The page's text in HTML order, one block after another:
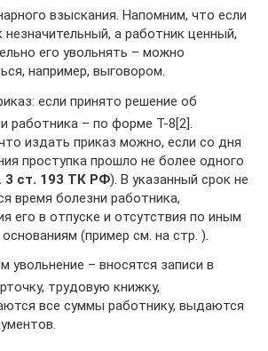
взыскания. Напомним, что если
незначительный, а работник ценный,
его увольнять – можно
например, выговором.
если принято решение об
работника – по форме Т-8[2].
издать приказ можно, если со дня
проступка прошло не более одного
3 ст. 193 ТК РФ). В указанный срок не
время болезни работника,
его в отпуске и отсутствия по иным
(пример см. на стр. ).
увольнение – вносятся записи в
трудовую книжку,
все суммы работнику, выдаются